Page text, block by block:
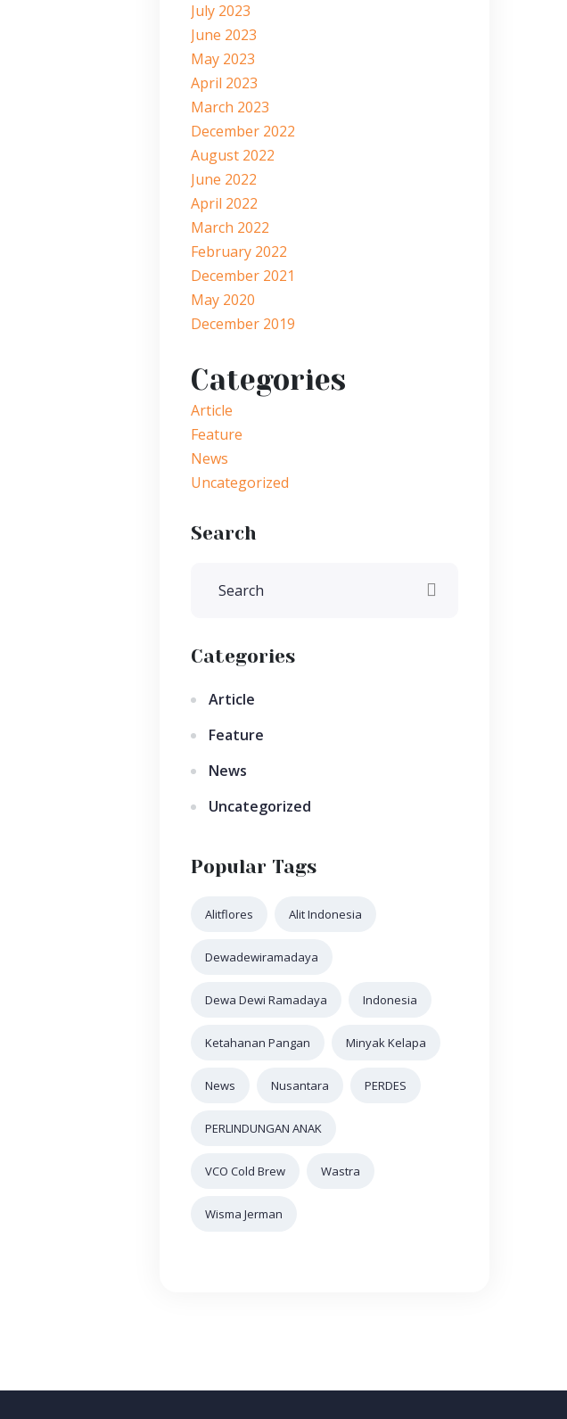
July 2023
June 2023
May 2023
April 2023
March 2023
December 2022
August 2022
June 2022
April 2022
March 2022
February 2022
December 2021
May 2020
December 2019
Categories
Article
Feature
News
Uncategorized
Search
Categories
Article
Feature
News
Uncategorized
Popular Tags
Alitflores Alit Indonesia
Dewadewiramadaya
Dewa Dewi Ramadaya Indonesia
Ketahanan Pangan Minyak Kelapa
News Nusantara PERDES
PERLINDUNGAN ANAK
VCO Cold Brew Wastra
Wisma Jerman